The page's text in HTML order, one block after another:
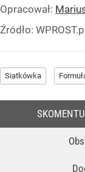
Opracował:
Źródło:
Siatkówka